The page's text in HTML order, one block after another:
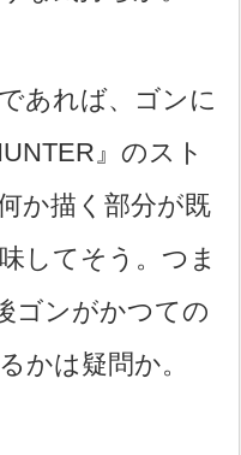
あれば、ゴンに
』のスト
か描く部分が既
してそう。つま
ゴンがかつての
かは疑問か。